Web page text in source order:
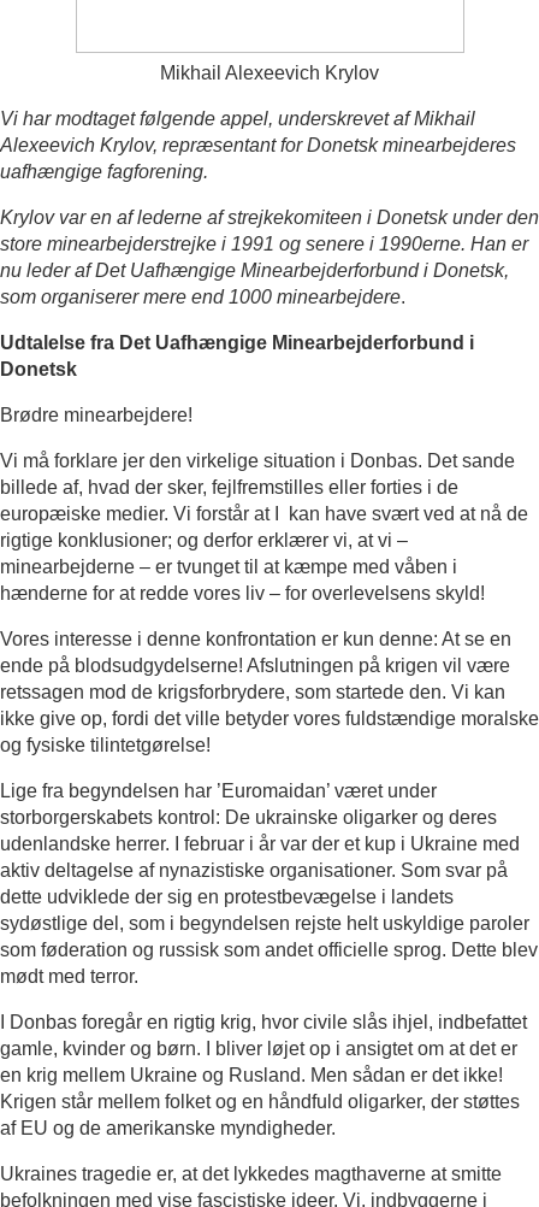
Mikhail Alexeevich Krylov
Vi har modtaget følgende appel, underskrevet af Mikhail
Alexeevich Krylov, repræsentant for Donetsk minearbejderes
uafhængige fagforening.
Krylov var en af lederne af strejkekomiteen i Donetsk under den
store minearbejderstrejke i 1991 og senere i 1990erne. Han er
nu leder af Det Uafhængige Minearbejderforbund i Donetsk,
som organiserer mere end 1000 minearbejdere.
Udtalelse fra Det Uafhængige Minearbejderforbund i
Donetsk
Brødre minearbejdere!
Vi må forklare jer den virkelige situation i Donbas. Det sande
billede af, hvad der sker, fejlfremstilles eller forties i de
europæiske medier. Vi forstår at I kan have svært ved at nå de
rigtige konklusioner; og derfor erklærer vi, at vi –
minearbejderne – er tvunget til at kæmpe med våben i
hænderne for at redde vores liv – for overlevelsens skyld!
Vores interesse i denne konfrontation er kun denne: At se en
ende på blodsudgydelserne! Afslutningen på krigen vil være
retssagen mod de krigsforbrydere, som startede den. Vi kan
ikke give op, fordi det ville betyder vores fuldstændige moralske
og fysiske tilintetgørelse!
Lige fra begyndelsen har ’Euromaidan’ været under
storborgerskabets kontrol: De ukrainske oligarker og deres
udenlandske herrer. I februar i år var der et kup i Ukraine med
aktiv deltagelse af nynazistiske organisationer. Som svar på
dette udviklede der sig en protestbevægelse i landets
sydøstlige del, som i begyndelsen rejste helt uskyldige paroler
som føderation og russisk som andet officielle sprog. Dette blev
mødt med terror.
I Donbas foregår en rigtig krig, hvor civile slås ihjel, indbefattet
gamle, kvinder og børn. I bliver løjet op i ansigtet om at det er
en krig mellem Ukraine og Rusland. Men sådan er det ikke!
Krigen står mellem folket og en håndfuld oligarker, der støttes
af EU og de amerikanske myndigheder.
Ukraines tragedie er, at det lykkedes magthaverne at smitte
befolkningen med vise fascistiske ideer. Vi, indbyggerne i